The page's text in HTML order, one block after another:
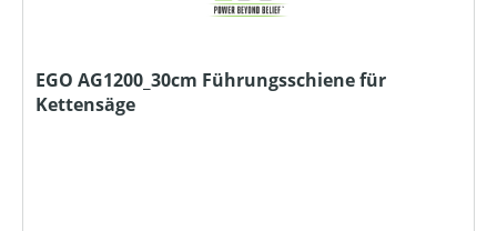
EGO AG1200_30cm Führungsschiene für
Kettensäge